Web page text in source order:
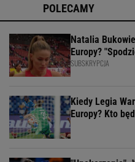
POLECAMY
Natalia
Europy?
SUBSKRYPCJA
Kiedy Legia
Europy? Kto